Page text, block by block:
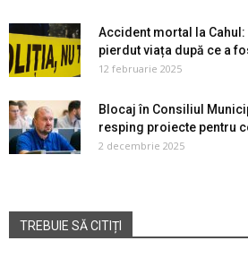
Accident mortal la
pierdut viața după ce a
12 februarie 2025
Blocaj în Consiliul
resping proiecte pentru
2 decembrie 2025
TREBUIE SĂ CITIȚI